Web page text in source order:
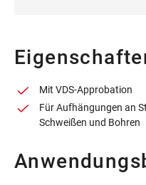
Mit VDS-Approbation
Für Aufhängungen an
Schweißen und Bohren